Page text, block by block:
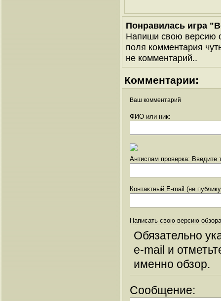
Понравилась игра
Напиши свою версию
поля комментария
не комментарий..
Комментарии:
Ваш комментарий
ФИО или ник:
Антиспам проверка: Введите
Контактный E-mail (не
Написать свою версию
Обязательно
e-mail и
именно обзор.
Сообщение: